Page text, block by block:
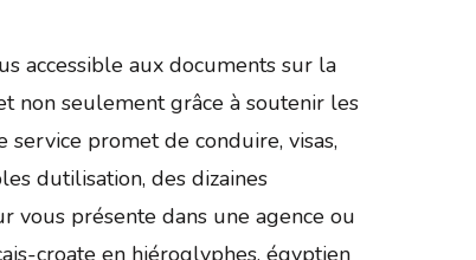
accessible aux documents sur la
non seulement grâce à soutenir les
promet de conduire, visas,
dutilisation, des dizaines
vous présente dans une agence ou
croate en hiéroglyphes, égyptien